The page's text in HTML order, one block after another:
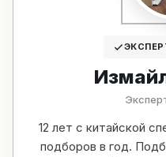
12 лет с китайской
подборов в год.